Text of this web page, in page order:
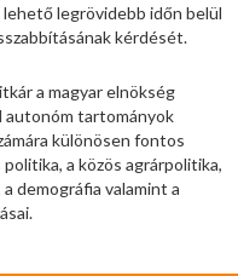
legrövidebb időn belül
kérdését.
a magyar elnökség
tartományok
különösen fontos
a közös agrárpolitika,
demográfia valamint a